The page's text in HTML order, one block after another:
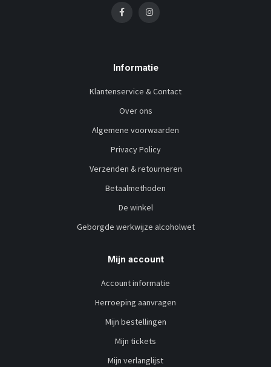
Informatie
Klantenservice & Contact
Over ons
Algemene voorwaarden
Privacy Policy
Verzenden & retourneren
Betaalmethoden
De winkel
Geborgde werkwijze alcoholwet
Mijn account
Account informatie
Herroeping aanvragen
Mijn bestellingen
Mijn tickets
Mijn verlanglijst